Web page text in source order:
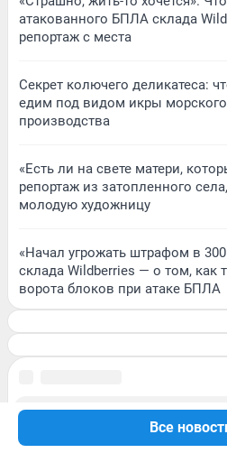
Все
атакованного БПЛА склада
репортаж с места
Секрет колючего деликатеса:
едим под видом икры
производства
«Есть ли на свете матери,
репортаж из затопленного
молодую художницу
«Начал угрожать штрафом в
склада Wildberries — о том, как
ворота блоков при атаке БПЛА